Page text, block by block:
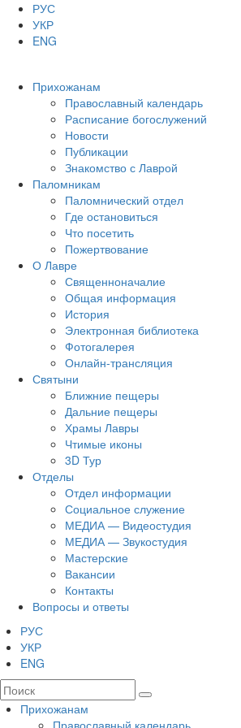
РУС
УКР
ENG
Прихожанам
Православный календарь
Расписание богослужений
Новости
Публикации
Знакомство с Лаврой
Паломникам
Паломнический отдел
Где остановиться
Что посетить
Пожертвование
О Лавре
Священноначалие
Общая информация
История
Электронная библиотека
Фотогалерея
Онлайн-трансляция
Святыни
Ближние пещеры
Дальние пещеры
Храмы Лавры
Чтимые иконы
3D Тур
Отделы
Отдел информации
Социальное служение
МЕДИА — Видеостудия
МЕДИА — Звукостудия
Мастерские
Вакансии
Контакты
Вопросы и ответы
РУС
УКР
ENG
Прихожанам
Православный календарь